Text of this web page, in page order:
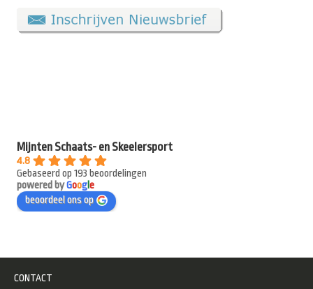
Mijnten Schaats- en Skeelersport
4.8
Gebaseerd op 193 beoordelingen
powered byGooge
beoordeel ons op
CONTACT